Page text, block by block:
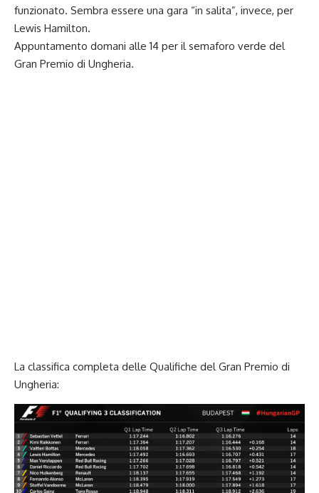
funzionato. Sembra essere una gara “in salita”, invece, per
Lewis Hamilton.
Appuntamento domani alle 14 per il semaforo verde del
Gran Premio di Ungheria.
La classifica completa delle Qualifiche del Gran Premio di
Ungheria: